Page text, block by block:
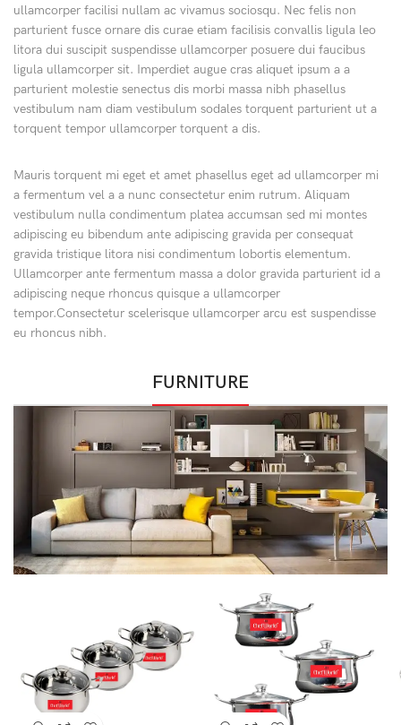
ullamcorper facilisi nullam ac vivamus sociosqu. Nec felis non
parturient fusce ornare dis curae etiam facilisis convallis ligula leo
litora dui suscipit suspendisse ullamcorper posuere dui faucibus
ligula ullamcorper sit. Imperdiet augue cras aliquet ipsum a a
parturient molestie senectus dis morbi massa nibh phasellus
vestibulum nam diam vestibulum sodales torquent parturient ut a
torquent tempor ullamcorper torquent a dis.
Mauris torquent mi eget et amet phasellus eget ad ullamcorper mi
a fermentum vel a a nunc consectetur enim rutrum. Aliquam
vestibulum nulla condimentum platea accumsan sed mi montes
adipiscing eu bibendum ante adipiscing gravida per consequat
gravida tristique litora nisi condimentum lobortis elementum.
Ullamcorper ante fermentum massa a dolor gravida parturient id a
adipiscing neque rhoncus quisque a ullamcorper
tempor.Consectetur scelerisque ullamcorper arcu est suspendisse
eu rhoncus nibh.
FURNITURE